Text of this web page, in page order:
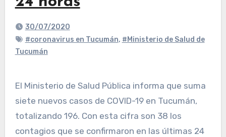
30/07/2020
#coronavirus en Tucumán, #Ministerio de Salud de
Tucumán
El Ministerio de Salud Pública informa que suma
siete nuevos casos de COVID-19 en Tucumán,
totalizando 196. Con esta cifra son 38 los
contagios que se confirmaron en las últimas 24